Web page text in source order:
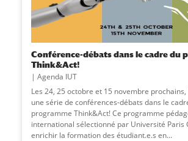
Conférence-débats dans le cadre du
Think&Act!
Agenda IUT
Les 24, 25 octobre et 15 novembre prochains,
une série de conférences-débats dans le
programme Think&Act! Ce programme
international sélectionné par Université Paris
enrichir la formation des étudiant.e.s en...